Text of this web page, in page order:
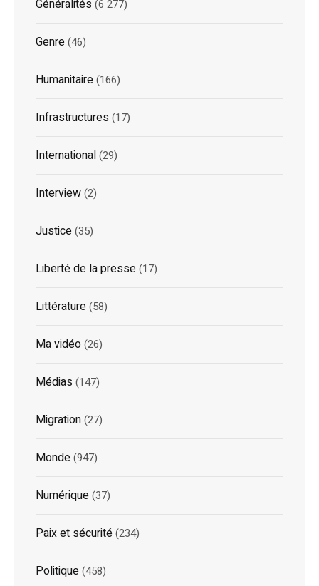
Généralités(6 277)
Genre(46)
Humanitaire(166)
Infrastructures(17)
International(29)
Interview(2)
Justice(35)
Liberté de la presse(17)
Littérature(58)
Ma vidéo(26)
Médias(147)
Migration(27)
Monde(947)
Numérique(37)
Paix et sécurité(234)
Politique(458)